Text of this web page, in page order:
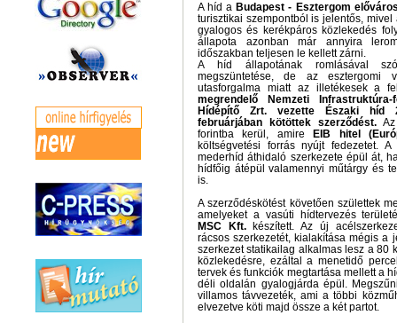
A híd a Budapest - Esztergom
turisztikai szempontból is jelentős,
gyalogos és kerékpáros közlekedés
állapota azonban már annyira
időszakban teljesen le kellett zárni.
A híd állapotának romlásával
megszüntetése, de az esztergomi
utasforgalma miatt az illetékesek a
megrendelő Nemzeti
Hídépítő Zrt. vezette Északi híd
februárjában kötöttek szerződést.Az
forintba kerül, amire
EIB hitel
költségvetési forrás nyújt fedezetet.
mederhíd áthidaló szerkezete épül át,
hídfőig átépül valamennyi műtárgy és
is.
A szerződéskötést követően születtek
amelyeket a vasúti hídtervezés
MSC Kft.készített. Az új
rácsos szerkezetét, kialakítása mégis a
szerkezet statikailag alkalmas lesz a 80
közlekedésre, ezáltal a menetidő
tervek és funkciók megtartása mellett a
déli oldalán gyalogjárda épül.
villamos távvezeték, ami a többi
elvezetve köti majd össze a két partot.